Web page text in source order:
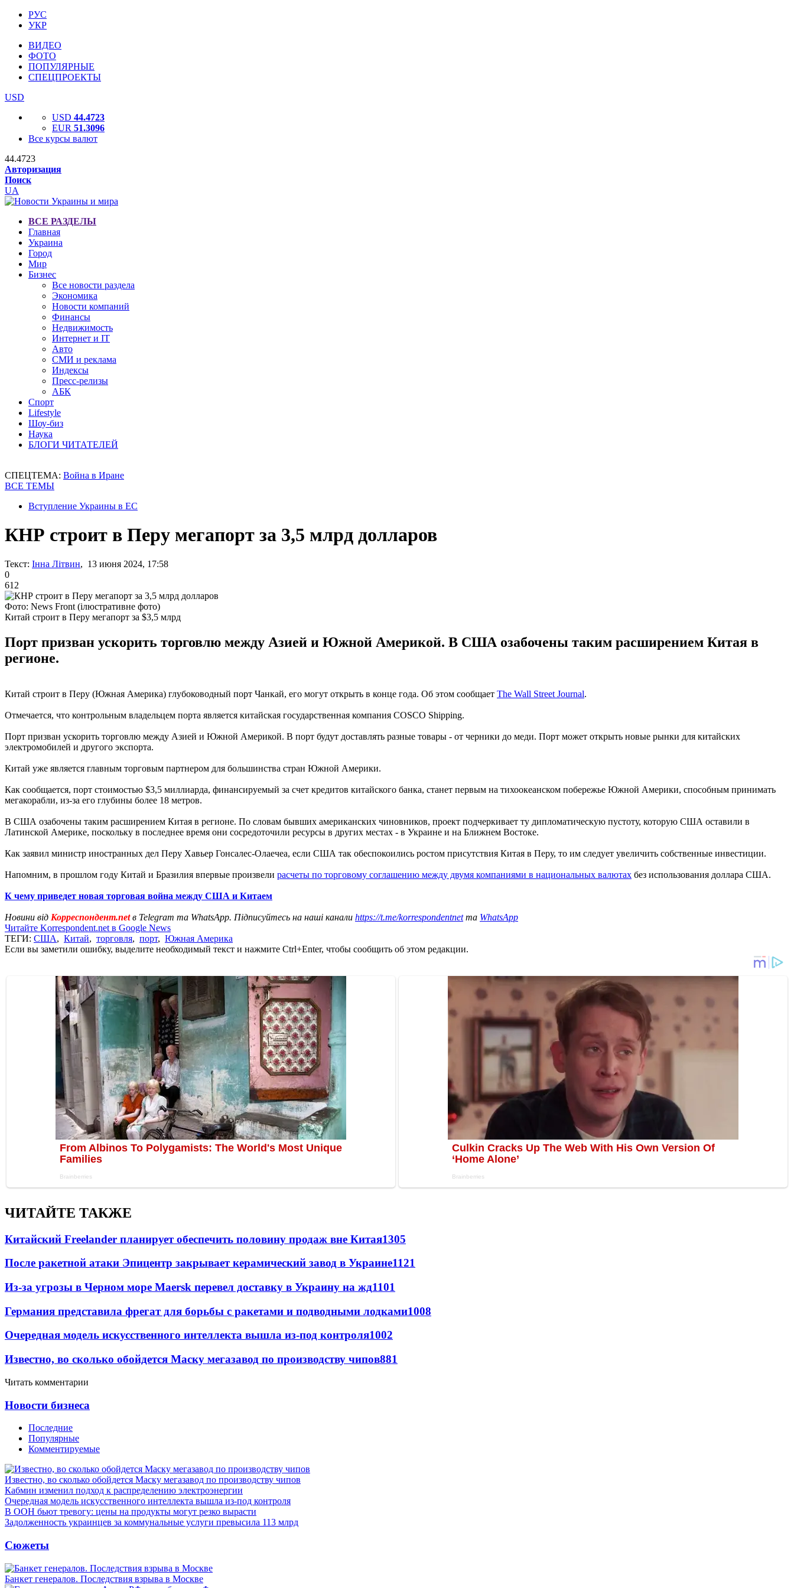
РУС
УКР
ВИДЕО
ФОТО
ПОПУЛЯРНЫЕ
СПЕЦПРОЕКТЫ
USD
USD 44.4723
EUR 51.3096
Все курсы валют
44.4723
Авторизация
Поиск
UA
ВСЕ РАЗДЕЛЫ
Главная
Украина
Город
Мир
Бизнес
Все новости раздела
Экономика
Новости компаний
Финансы
Недвижимость
Интернет и IT
Авто
СМИ и реклама
Индексы
Пресс-релизы
АБК
Спорт
Lifestyle
Шоу-биз
Наука
БЛОГИ ЧИТАТЕЛЕЙ
СПЕЦТЕМА: Война в Иране
ВСЕ ТЕМЫ
Вступление Украины в ЕС
КНР строит в Перу мегапорт за 3,5 млрд долларов
Текст: Інна Літвин, 13 июня 2024, 17:58
0
612
Фото: News Front (ілюстративне фото)
Китай строит в Перу мегапорт за $3,5 млрд
Порт призван ускорить торговлю между Азией и Южной Америкой. В США озабочены таким расширением Китая в
регионе.
Китай строит в Перу (Южная Америка) глубоководный порт Чанкай, его могут открыть в конце года. Об этом сообщает The Wall Street Journal.
Отмечается, что контрольным владельцем порта является китайская государственная компания COSCO Shipping.
Порт призван ускорить торговлю между Азией и Южной Америкой. В порт будут доставлять разные товары - от черники до меди. Порт может открыть новые рынки для китайских
электромобилей и другого экспорта.
Китай уже является главным торговым партнером для большинства стран Южной Америки.
Как сообщается, порт стоимостью $3,5 миллиарда, финансируемый за счет кредитов китайского банка, станет первым на тихоокеанском побережье Южной Америки, способным принимать
мегакорабли, из-за его глубины более 18 метров.
В США озабочены таким расширением Китая в регионе. По словам бывших американских чиновников, проект подчеркивает ту дипломатическую пустоту, которую США оставили в
Латинской Америке, поскольку в последнее время они сосредоточили ресурсы в других местах - в Украине и на Ближнем Востоке.
Как заявил министр иностранных дел Перу Хавьер Гонсалес-Олаечеа, если США так обеспокоились ростом присутствия Китая в Перу, то им следует увеличить собственные инвестиции.
Напомним, в прошлом году Китай и Бразилия впервые произвели расчеты по торговому соглашению между двумя компаниями в национальных валютах без использования доллара США.
К чему приведет новая торговая война между США и Китаем
Новини від Корреспондент.netв Telegram та WhatsApp. Підписуйтесь на наші канали https://t.me/korrespondentnetта WhatsApp
Читайте Korrespondent.net в Google News
ТЕГИ: США, Китай, торговля, порт, Южная Америка
Если вы заметили ошибку, выделите необходимый текст и нажмите Ctrl+Enter, чтобы сообщить об этом редакции.
ЧИТАЙТЕ ТАКЖЕ
Китайский Freelander планирует обеспечить половину продаж вне Китая1305
После ракетной атаки Эпицентр закрывает керамический завод в Украине1121
Из-за угрозы в Черном море Maersk перевел доставку в Украину на жд1101
Германия представила фрегат для борьбы с ракетами и подводными лодками1008
Очередная модель искусственного интеллекта вышла из-под контроля1002
Известно, во сколько обойдется Маску мегазавод по производству чипов881
Читать комментарии
Новости бизнеса
Последние
Популярные
Комментируемые
Известно, во сколько обойдется Маску мегазавод по производству чипов
Кабмин изменил подход к распределению электроэнергии
Очередная модель искусственного интеллекта вышла из-под контроля
В ООН бьют тревогу: цены на продукты могут резко вырасти
Задолженность украинцев за коммунальные услуги превысила 113 млрд
Сюжеты
Банкет генералов. Последствия взрыва в Москве